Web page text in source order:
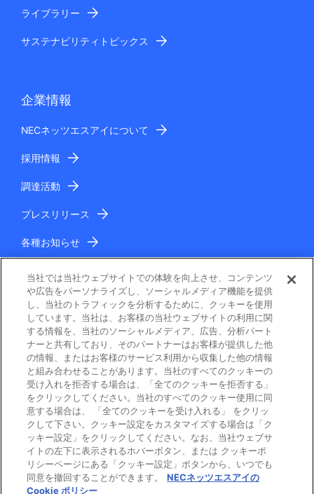
ライブラリー
サステナビリティトピックス
企業情報
NECネッツエスアイについて
採用情報
調達活動
プレスリリース
各種お知らせ
電子公告
ご利用条件
個人情報保護
Cookie ポリシー
当社では当社ウェブサイトでの体験を向上させ、コンテンツ
や広告をパーソナライズし、ソーシャルメディア機能を提供
し、当社のトラフィックを分析するために、クッキーを使用
しています。当社は、お客様の当社ウェブサイトの利用に関
する情報を、当社のソーシャルメディア、広告、分析パート
ナーと共有しており、そのパートナーはお客様が提供した他
の情報、またはお客様のサービス利用から収集した他の情報
と組み合わせることがあります。当社のすべてのクッキーの
受け入れを拒否する場合は、「全てのクッキーを拒否する」
をクリックしてください。当社のすべてのクッキー使用に同
意する場合は、 「全てのクッキーを受け入れる」 をクリッ
クして下さい。クッキー設定をカスタマイズする場合は「ク
ッキー設定」をクリックしてください。なお、当社ウェブサ
イトの左下に表示されるホバーボタン、または クッキーポ
リシーページにある「クッキー設定」ボタンから、いつでも
同意を撤回することができます。
NECネッツエスアイの
Cookie ポリシー